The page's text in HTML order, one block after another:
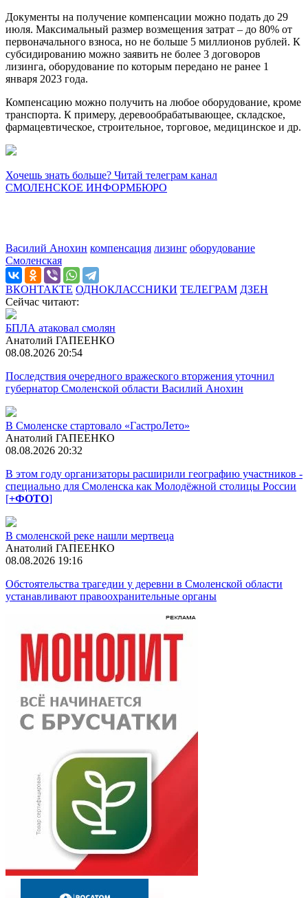
Документы на получение компенсации можно подать до 29
июля. Максимальный размер возмещения затрат – до 80% от
первоначального взноса, но не больше 5 миллионов рублей. К
субсидированию можно заявить не более 3 договоров
лизинга, оборудование по которым передано не ранее 1
января 2023 года.
Компенсацию можно получить на любое оборудование, кроме
транспорта. К примеру, деревообрабатывающее, складское,
фармацевтическое, строительное, торговое, медицинское и др.
Хочешь знать больше? Читай телеграм канал
СМОЛЕНСКОЕ ИНФОРМБЮРО
Василий Анохин компенсация лизинг оборудование
Смоленская
ВКОНТАКТЕ ОДНОКЛАССНИКИ ТЕЛЕГРАМ ДЗЕН
Сейчас читают:
БПЛА атаковал смолян
Анатолий ГАПЕЕНКО
08.08.2026 20:54
Последствия очередного вражеского вторжения уточнил
губернатор Смоленской области Василий Анохин
В Смоленске стартовало «ГастроЛето»
Анатолий ГАПЕЕНКО
08.08.2026 20:32
В этом году организаторы расширили географию участников -
специально для Смоленска как Молодёжной столицы России
[+ФОТО]
В смоленской реке нашли мертвеца
Анатолий ГАПЕЕНКО
08.08.2026 19:16
Обстоятельства трагедии у деревни в Смоленской области
устанавливают правоохранительные органы